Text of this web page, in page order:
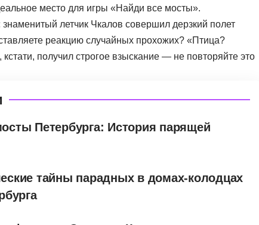
место для игры «Найди все мосты».
летчик Чкалов совершил дерзкий полет
реакцию случайных прохожих? «Птица?
получил строгое взыскание — не повторяйте это
Петербурга: История парящей
тайны парадных в домах-колодцах